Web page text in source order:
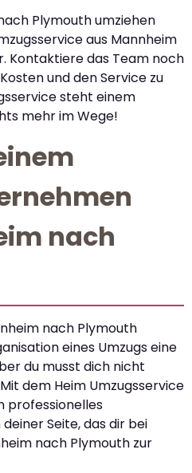
Plymouth umziehen
aus Mannheim
Kontaktiere das Team noch
und den Service zu
steht einem
mehr im Wege!
nach
nach Plymouth
eines Umzugs eine
du musst dich nicht
dem Heim Umzugsservice
professionelles
deiner Seite, das dir bei
nach Plymouth zur